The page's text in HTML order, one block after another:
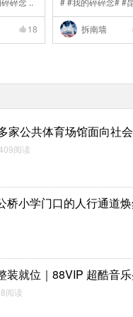
18 拆南墙
家公共体育场馆面向社
阅读
桥小学门口的人行通道
装就位｜88VIP 超酷音
阅读